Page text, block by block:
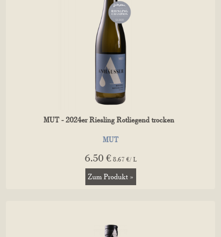
MUT - 2024er Riesling Rotliegend trocken
MUT
6.50 € 8.67 €/ L
Zum Produkt »